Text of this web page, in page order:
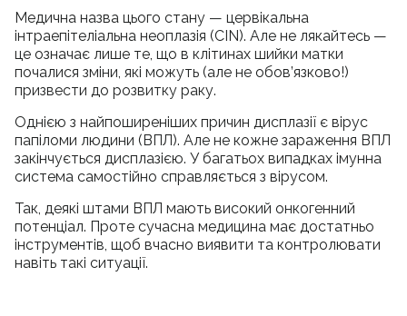
Медична назва цього стану — цервікальна
інтраепітеліальна неоплазія (CIN). Але не лякайтесь —
це означає лише те, що в клітинах шийки матки
почалися зміни, які можуть (але не обов’язково!)
призвести до розвитку раку.
Однією з найпоширеніших причин дисплазії є вірус
папіломи людини (ВПЛ). Але не кожне зараження ВПЛ
закінчується дисплазією. У багатьох випадках імунна
система самостійно справляється з вірусом.
Так, деякі штами ВПЛ мають високий онкогенний
потенціал. Проте сучасна медицина має достатньо
інструментів, щоб вчасно виявити та контролювати
навіть такі ситуації.